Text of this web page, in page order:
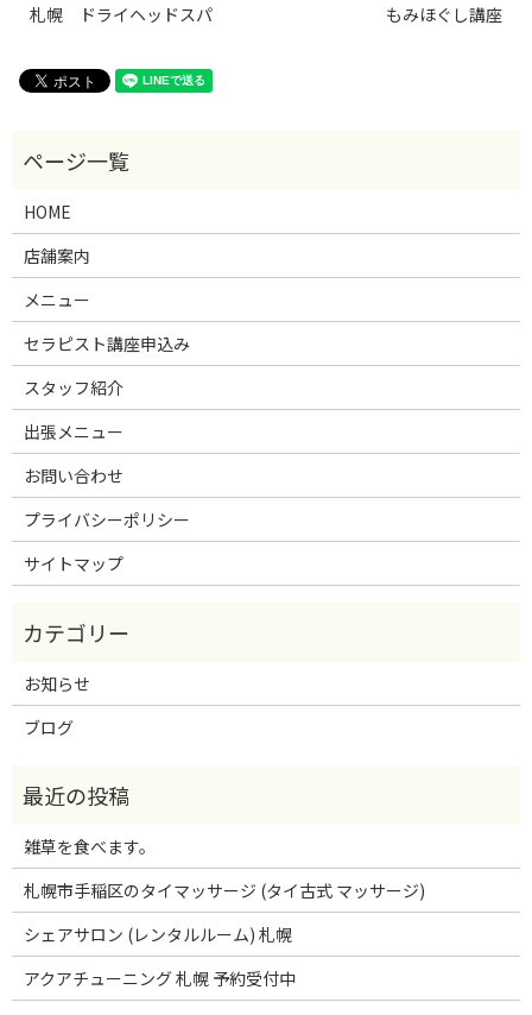
札幌 ドライヘッドスパ もみほぐし講座
HOME
店舗案内
メニュー
セラピスト講座申込み
スタッフ紹介
出張メニュー
お問い合わせ
プライバシーポリシー
サイトマップ
お知らせ
ブログ
雑草を食べます。
札幌市手稲区のタイマッサージ (タイ古式 マッサージ)
シェアサロン (レンタルルーム) 札幌
アクアチューニング 札幌 予約受付中